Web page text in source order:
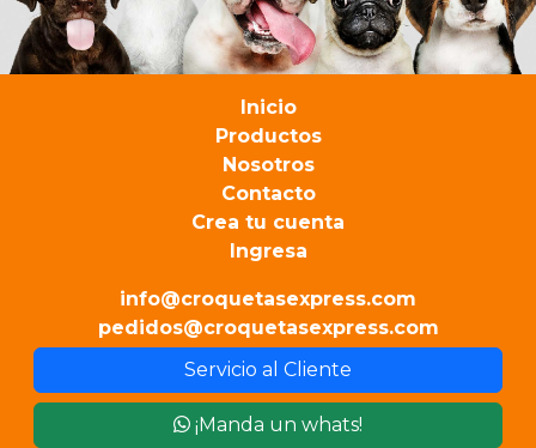
Inicio
Productos
Nosotros
Contacto
Crea tu cuenta
Ingresa
info@croquetasexpress.com
pedidos@croquetasexpress.com
Servicio al Cliente
¡Manda un whats!